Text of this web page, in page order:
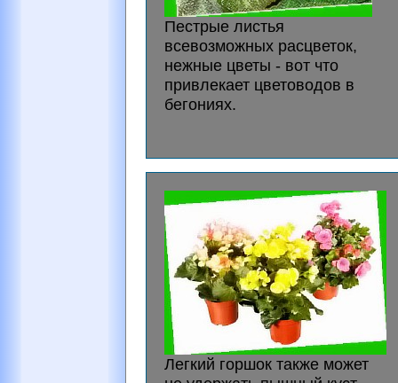
Пестрые листья
всевозможных расцветок,
нежные цветы - вот что
привлекает цветоводов в
бегониях.
Легкий горшок также может